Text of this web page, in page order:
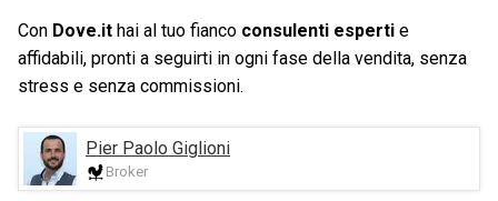
Con Dove.it hai al tuo fianco consulenti esperti e
affidabili, pronti a seguirti in ogni fase della vendita, senza
stress e senza commissioni.
Pier Paolo Giglioni
Broker